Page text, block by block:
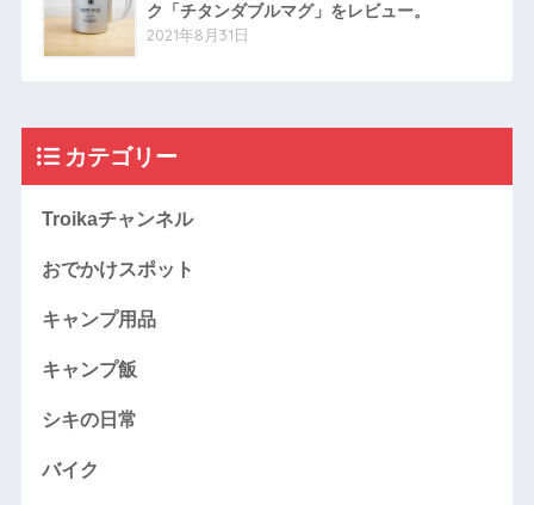
ク「チタンダブルマグ」をレビュー。
2021年8月31日
カテゴリー
Troikaチャンネル
おでかけスポット
キャンプ用品
キャンプ飯
シキの日常
バイク